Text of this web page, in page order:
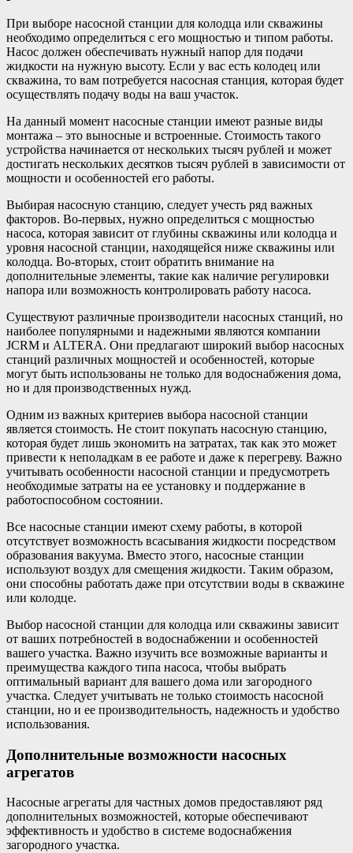
При выборе насосной станции для колодца или скважины
необходимо определиться с его мощностью и типом работы.
Насос должен обеспечивать нужный напор для подачи
жидкости на нужную высоту. Если у вас есть колодец или
скважина, то вам потребуется насосная станция, которая будет
осуществлять подачу воды на ваш участок.
На данный момент насосные станции имеют разные виды
монтажа – это выносные и встроенные. Стоимость такого
устройства начинается от нескольких тысяч рублей и может
достигать нескольких десятков тысяч рублей в зависимости от
мощности и особенностей его работы.
Выбирая насосную станцию, следует учесть ряд важных
факторов. Во-первых, нужно определиться с мощностью
насоса, которая зависит от глубины скважины или колодца и
уровня насосной станции, находящейся ниже скважины или
колодца. Во-вторых, стоит обратить внимание на
дополнительные элементы, такие как наличие регулировки
напора или возможность контролировать работу насоса.
Существуют различные производители насосных станций, но
наиболее популярными и надежными являются компании
JСRM и ALTERA. Они предлагают широкий выбор насосных
станций различных мощностей и особенностей, которые
могут быть использованы не только для водоснабжения дома,
но и для производственных нужд.
Одним из важных критериев выбора насосной станции
является стоимость. Не стоит покупать насосную станцию,
которая будет лишь экономить на затратах, так как это может
привести к неполадкам в ее работе и даже к перегреву. Важно
учитывать особенности насосной станции и предусмотреть
необходимые затраты на ее установку и поддержание в
работоспособном состоянии.
Все насосные станции имеют схему работы, в которой
отсутствует возможность всасывания жидкости посредством
образования вакуума. Вместо этого, насосные станции
используют воздух для смещения жидкости. Таким образом,
они способны работать даже при отсутствии воды в скважине
или колодце.
Выбор насосной станции для колодца или скважины зависит
от ваших потребностей в водоснабжении и особенностей
вашего участка. Важно изучить все возможные варианты и
преимущества каждого типа насоса, чтобы выбрать
оптимальный вариант для вашего дома или загородного
участка. Следует учитывать не только стоимость насосной
станции, но и ее производительность, надежность и удобство
использования.
Дополнительные возможности насосных
агрегатов
Насосные агрегаты для частных домов предоставляют ряд
дополнительных возможностей, которые обеспечивают
эффективность и удобство в системе водоснабжения
загородного участка.